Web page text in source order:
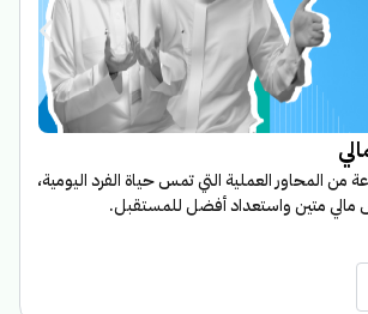
من المحاور العملية التي تمس حياة الفرد اليومية،
مالي متين واستعداد أفضل للمستقبل.